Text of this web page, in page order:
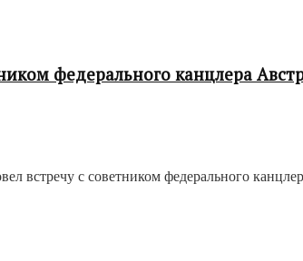
федерального канцлера
встречу с советником федерального